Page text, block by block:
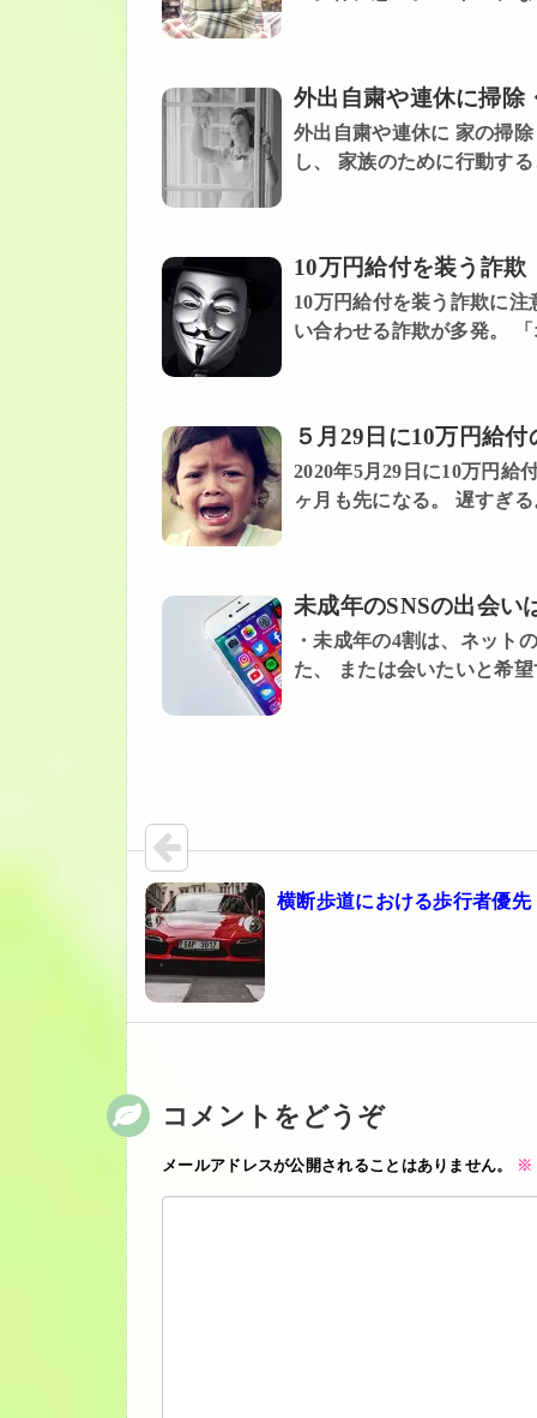
外出自粛や連休に掃除
外出自粛や連休に 家の掃
し、 家族のために行動す
10万円給付を装う詐欺
10万円給付を装う詐欺に
い合わせる詐欺が多発。
５月29日に10万円給
2020年5月29日に10万円給
ヶ月も先になる。 遅すぎ
未成年のSNSの出会い
・未成年の4割は、ネット
た、 または会いたいと希
横断歩道における歩行者優先
コメントをどうぞ
メールアドレスが公開されることはありません。 ※